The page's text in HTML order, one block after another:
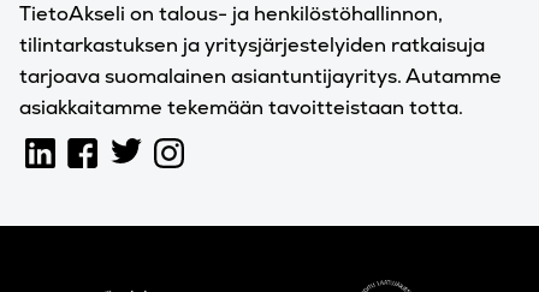
TietoAkseli on talous- ja henkilöstöhallinnon,
tilintarkastuksen ja yritysjärjestelyiden ratkaisuja
tarjoava suomalainen asiantuntijayritys. Autamme
asiakkaitamme tekemään tavoitteistaan totta.